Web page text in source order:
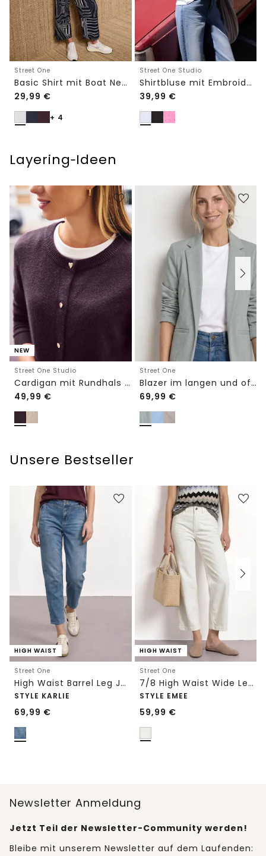
Street One
Basic Shirt mit Boat Neck und Elastikbund
29,99 €
+ 4
Street One Studio
Shirtbluse mit Embroidery-Front
39,99 €
Layering‑Ideen
NEW
Street One Studio
Cardigan mit Rundhals und Knöpfen
49,99 €
Street One
Blazer im langen und offenen Schnitt
69,99 €
Unsere Bestseller
HIGH WAIST
Street One
High Waist Barrel Leg Jeans im Loose Fit
STYLE KARLIE
69,99 €
HIGH WAIST
Street One
7/8 High Waist Wide Leg Jeans im Loose Fit
STYLE EMEE
59,99 €
Newsletter Anmeldung
Jetzt Teil der Newsletter-Community werden!
Bleibe mit unserem Newsletter auf dem Laufenden: